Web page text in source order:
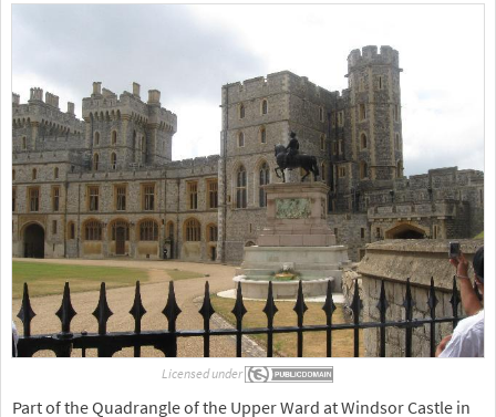
Licensed under
Part of the Quadrangle of the Upper Ward at Windsor Castle in